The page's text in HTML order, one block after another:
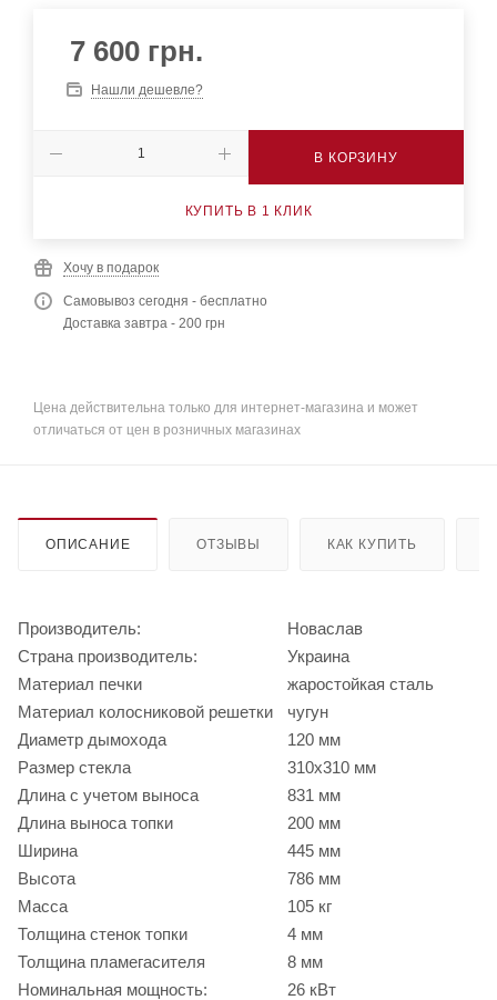
7 600 грн.
Нашли дешевле?
В КОРЗИНУ
КУПИТЬ В 1 КЛИК
Хочу в подарок
Самовывоз сегодня - бесплатно
Доставка завтра - 200 грн
Цена действительна только для интернет-магазина и может
отличаться от цен в розничных магазинах
ОПИСАНИЕ ОТЗЫВЫ КАК КУПИТЬ
Производитель:
Новаслав
Страна производитель:
Украина
Материал печки
жаростойкая сталь
Материал колосниковой решетки
чугун
Диаметр дымохода
120 мм
Размер стекла
310х310 мм
Длина с учетом выноса
831 мм
Длина выноса топки
200 мм
Ширина
445 мм
Высота
786 мм
Масса
105 кг
Толщина стенок топки
4 мм
Толщина пламегасителя
8 мм
Номинальная мощность:
26 кВт